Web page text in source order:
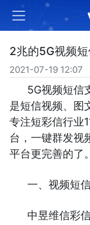
2兆的5G视频
2021-07-19 12:07
5G视频短信
是短信视频、图
专注短彩信行业
台，一键群发视
平台更完善的了。
一、视频短
中昱维信彩